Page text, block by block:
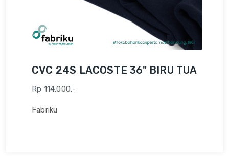
CVC 24S LACOSTE 36" BIRU TUA
Rp 114.000,-
Fabriku